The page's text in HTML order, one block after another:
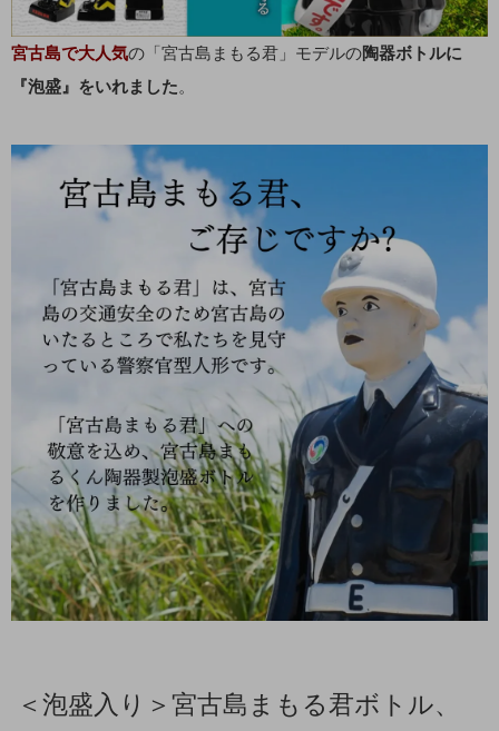
宮古島で大人気の「宮古島まもる君」モデルの陶器ボトルに
『泡盛』をいれました。
＜泡盛入り＞宮古島まもる君ボトル、